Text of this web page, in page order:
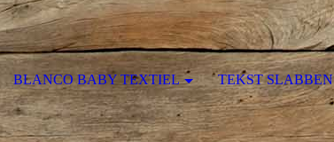
BLANCO BABY TEXTIEL TEKST SLABBEN